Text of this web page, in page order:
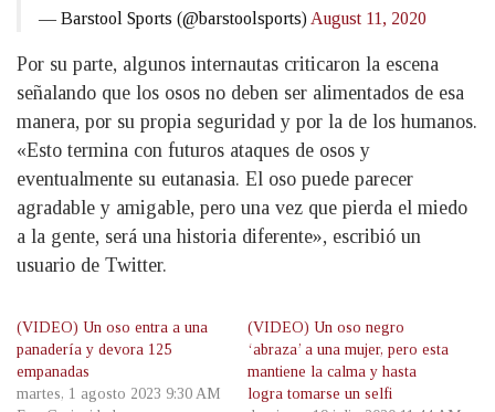
— Barstool Sports (@barstoolsports) August 11, 2020
Por su parte, algunos internautas criticaron la escena
señalando que los osos no deben ser alimentados de esa
manera, por su propia seguridad y por la de los humanos.
«Esto termina con futuros ataques de osos y
eventualmente su eutanasia. El oso puede parecer
agradable y amigable, pero una vez que pierda el miedo
a la gente, será una historia diferente», escribió un
usuario de Twitter.
(VIDEO) Un oso entra a una
panadería y devora 125
empanadas
martes, 1 agosto 2023 9:30 AM
(VIDEO) Un oso negro
‘abraza’ a una mujer, pero esta
mantiene la calma y hasta
logra tomarse un selfi